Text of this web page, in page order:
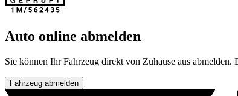
Auto online abmelden
Sie können Ihr Fahrzeug direkt von Zuhause aus
Fahrzeug abmelden